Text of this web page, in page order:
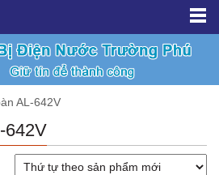
AL-642V
642V